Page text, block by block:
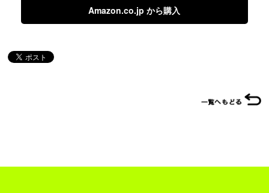
Amazon.co.jp から購入